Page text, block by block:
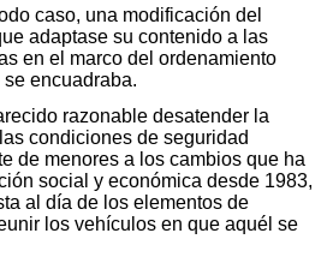
caso, una modificación del
adaptase su contenido a las
en el marco del ordenamiento
encuadraba.
razonable desatender la
condiciones de seguridad
de menores a los cambios que ha
social y económica desde 1983,
al día de los elementos de
los vehículos en que aquél se